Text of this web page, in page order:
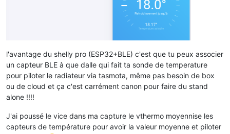
l'avantage du shelly pro (ESP32+BLE) c'est que tu peux associer
un capteur BLE à que dalle qui fait ta sonde de temperature
pour piloter le radiateur via tasmota, même pas besoin de box
ou de cloud et ça c'est carrément canon pour faire du stand
alone !!!!
J'ai poussé le vice dans ma capture le vthermo moyennise les
capteurs de température pour avoir la valeur moyenne et piloter